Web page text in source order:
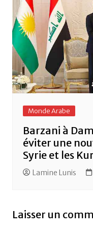
Monde Arabe
Barzani à
éviter une
Syrie et les
Lamine Lunis
Laisser un